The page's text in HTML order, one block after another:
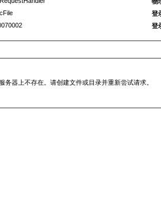
登
登
务器上不存在。请创建文件或目录并重新尝试请求。